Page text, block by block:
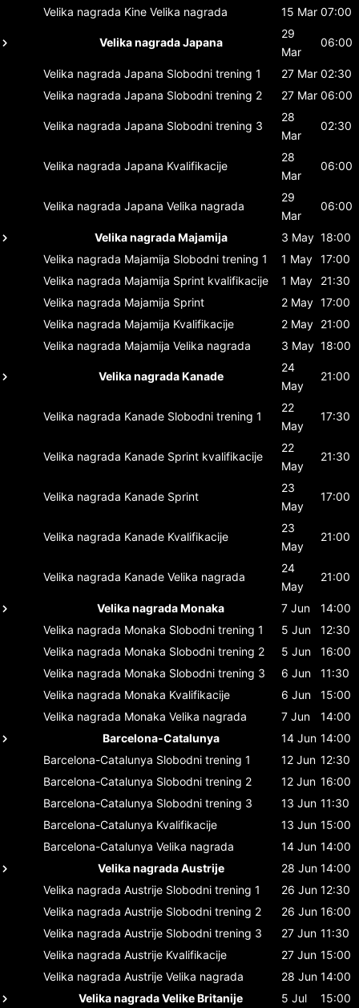
Velika nagrada Kine Velika nagrada 15 Mar 07:00
Velika nagrada Japana
29
Mar
06:00
Velika nagrada Japana Slobodni trening 1 27 Mar 02:30
Velika nagrada Japana Slobodni trening 2 27 Mar 06:00
Velika nagrada Japana Slobodni trening 3
28
Mar
02:30
Velika nagrada Japana Kvalifikacije
28
Mar
06:00
Velika nagrada Japana Velika nagrada
29
Mar
06:00
Velika nagrada Majamija 3 May 18:00
Velika nagrada Majamija Slobodni trening 1 1 May 17:00
Velika nagrada Majamija Sprint kvalifikacije 1 May
21:30
Velika nagrada Majamija Sprint 2 May 17:00
Velika nagrada Majamija Kvalifikacije 2 May 21:00
Velika nagrada Majamija Velika nagrada 3 May 18:00
Velika nagrada Kanade
24
May
21:00
Velika nagrada Kanade Slobodni trening 1
22
May
17:30
Velika nagrada Kanade Sprint kvalifikacije
22
May
21:30
Velika nagrada Kanade Sprint
23
May
17:00
Velika nagrada Kanade Kvalifikacije
23
May
21:00
Velika nagrada Kanade Velika nagrada
24
May
21:00
Velika nagrada Monaka 7 Jun
14:00
Velika nagrada Monaka Slobodni trening 1 5 Jun
12:30
Velika nagrada Monaka Slobodni trening 2 5 Jun
16:00
Velika nagrada Monaka Slobodni trening 3 6 Jun
11:30
Velika nagrada Monaka Kvalifikacije 6 Jun
15:00
Velika nagrada Monaka Velika nagrada 7 Jun
14:00
Barcelona-Catalunya
14 Jun 14:00
Barcelona-Catalunya Slobodni trening 1 12 Jun 12:30
Barcelona-Catalunya Slobodni trening 2 12 Jun 16:00
Barcelona-Catalunya Slobodni trening 3 13 Jun 11:30
Barcelona-Catalunya Kvalifikacije 13 Jun 15:00
Barcelona-Catalunya Velika nagrada 14 Jun 14:00
Velika nagrada Austrije
28 Jun 14:00
Velika nagrada Austrije Slobodni trening 1 26 Jun 12:30
Velika nagrada Austrije Slobodni trening 2 26 Jun 16:00
Velika nagrada Austrije Slobodni trening 3 27 Jun 11:30
Velika nagrada Austrije Kvalifikacije 27 Jun 15:00
Velika nagrada Austrije Velika nagrada 28 Jun 14:00
Velika nagrada Velike Britanije
5 Jul
15:00